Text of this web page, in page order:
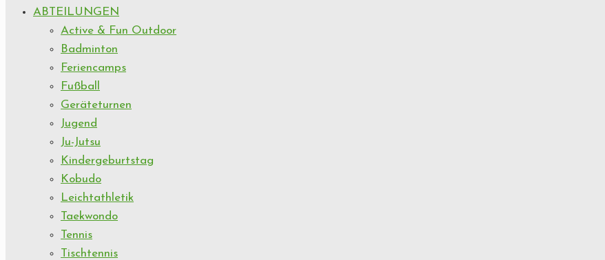
ABTEILUNGEN
Active & Fun Outdoor
Badminton
Feriencamps
Fußball
Geräteturnen
Jugend
Ju-Jutsu
Kindergeburtstag
Kobudo
Leichtathletik
Taekwondo
Tennis
Tischtennis